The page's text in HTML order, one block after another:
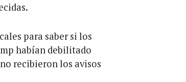
para saber si los
habían debilitado
recibieron los avisos